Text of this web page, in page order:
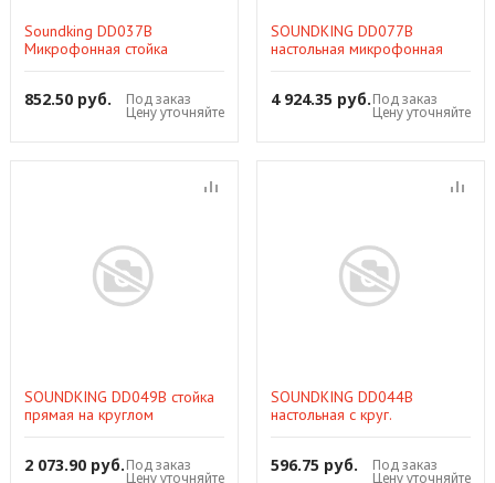
Soundking DD037B
Микрофонная стойка
852.50 руб. Под заказ
Цену уточняйте
SOUNDKING DD077B
настольная микрофонная
4 924.35 руб.Под заказ
Цену уточняйте
SOUNDKING DD049B стойка
прямая на круглом
черная
2 073.90 руб.Под заказ
Цену уточняйте
SOUNDKING DD044B
настольная с круг.
596.75 руб. Под заказ
Цену уточняйте